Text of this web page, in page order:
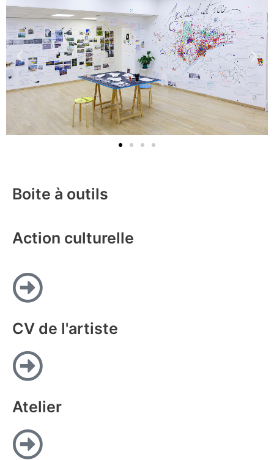
Boite à outils
Action culturelle
CV de l'artiste
Atelier